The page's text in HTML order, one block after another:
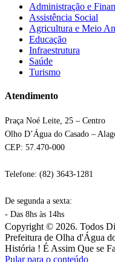
Administração e
Assistência Social
Agricultura e Meio
Educação
Infraestrutura
Saúde
Turismo
Atendimento
Praça Noé Leite, 25 – Centro
Olho D’Água do Casado –
CEP: 57.470-000
Telefone: (82) 3643-1281
De segunda a sexta:
- Das 8hs às 14hs
Copyright © 2026. Todos
Prefeitura de Olha d'Água
História ! É Assim Que se
Pular para o conteúdo